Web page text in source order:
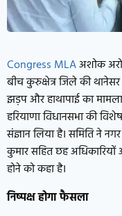
Congress MLAअशोक
बीच कुरुक्षेत्र जिले की
झड़प और हाथापाई का
हरियाणा विधानसभा की
संज्ञान लिया है। समिति ने
कुमार सहित छह अधिकारियों
होने को कहा है।
निष्पक्ष होगा फैसला